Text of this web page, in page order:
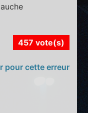
457 vote(s)
pour cette erreur